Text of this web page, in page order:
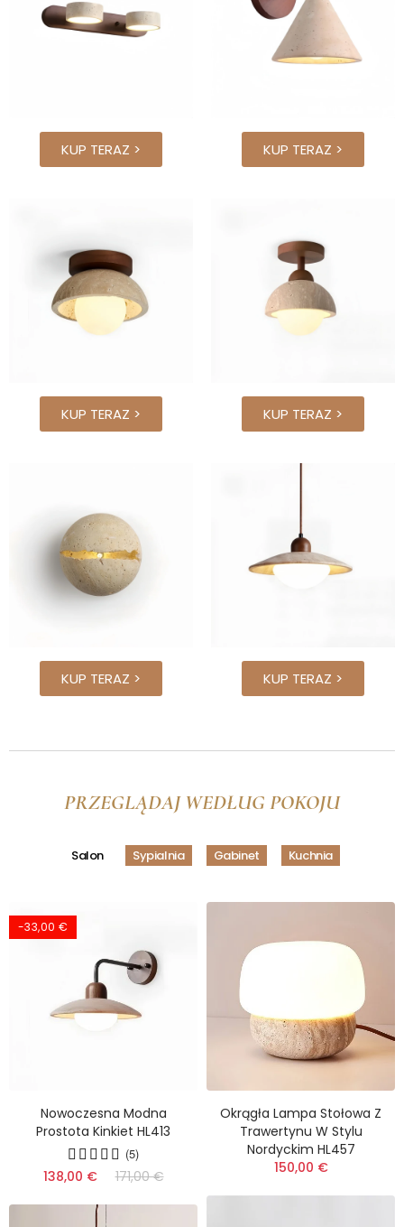
KUP TERAZ > KUP TERAZ >
KUP TERAZ > KUP TERAZ >
KUP TERAZ > KUP TERAZ >
PRZEGLĄDAJ WEDŁUG POKOJU
Salon Sypialnia Gabinet Kuchnia
-33,00 €
Nowoczesna Modna
Prostota Kinkiet HL413
(5)
138,00 € 171,00 €
Okrągła Lampa Stołowa Z
Trawertynu W Stylu
Nordyckim HL457
150,00 €